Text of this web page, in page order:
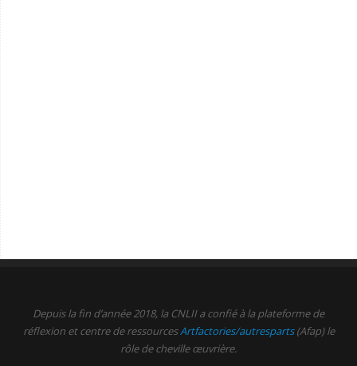
Depuis la fin d’année 2018, la CNLII a confié à la plateforme de
réflexion et centre de ressourcesArtfactories/autresparts(Afap) le
rôle de cheville œuvrière.